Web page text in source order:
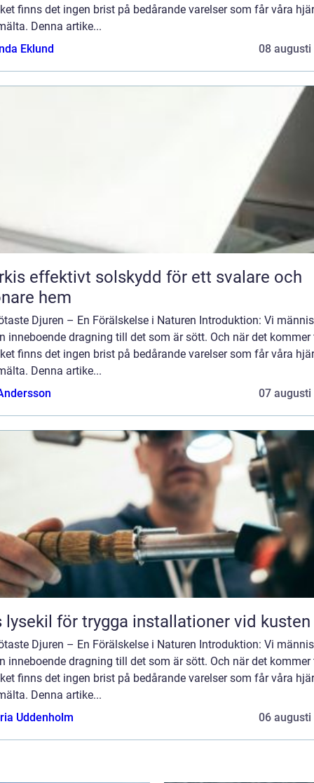
finns det ingen brist på bedårande varelser som får våra
Denna artike...
Eklund
08 augusti
för ett svalare och
hem
Djuren – En Förälskelse i Naturen Introduktion: Vi
inneboende dragning till det som är sött. Och när det kommer
finns det ingen brist på bedårande varelser som får våra
Denna artike...
07 augusti
lysekil för trygga installationer vid kusten
Djuren – En Förälskelse i Naturen Introduktion: Vi
inneboende dragning till det som är sött. Och när det kommer
finns det ingen brist på bedårande varelser som får våra
Denna artike...
Uddenholm
06 augusti